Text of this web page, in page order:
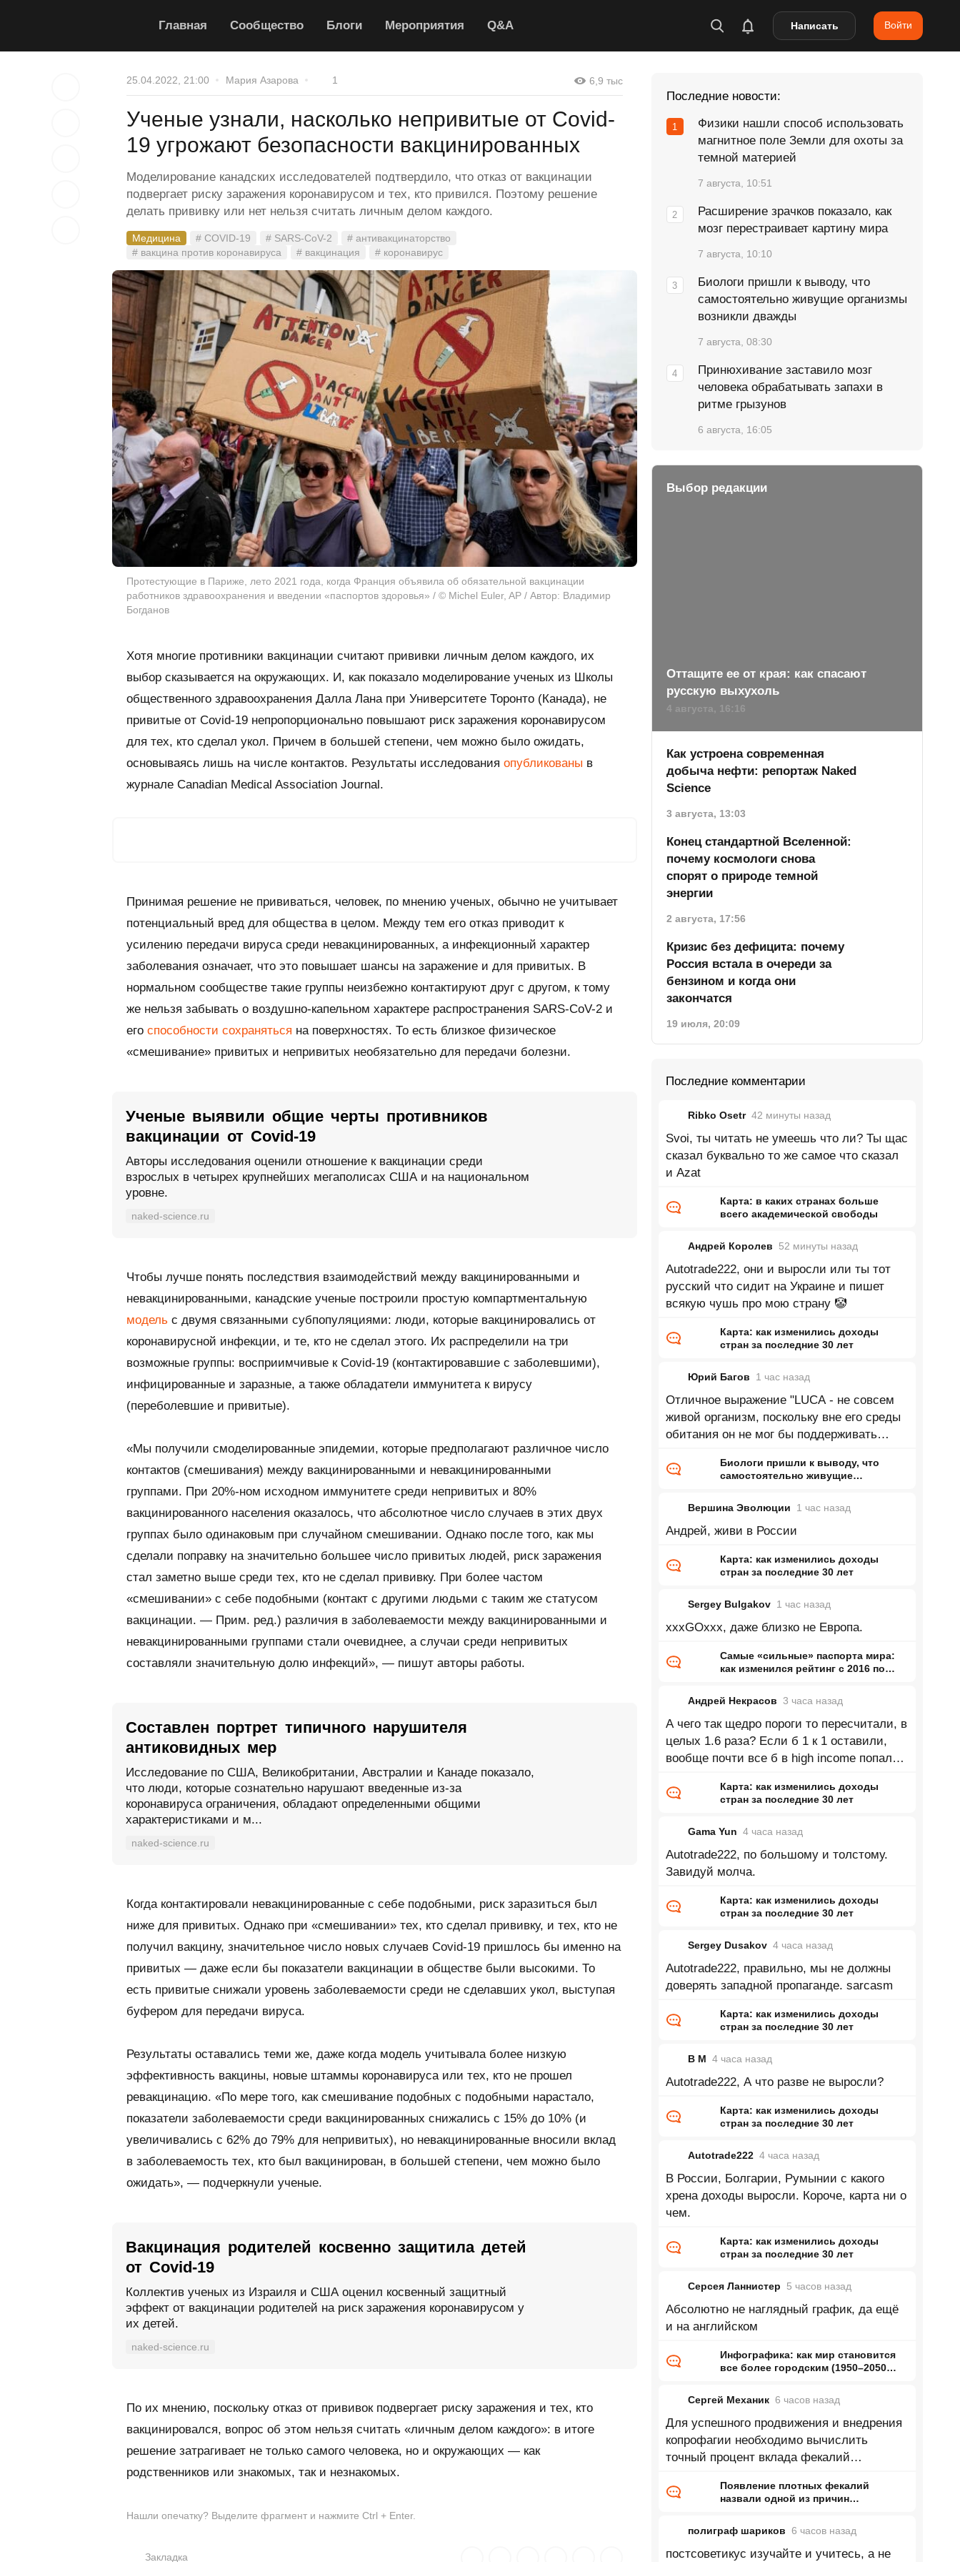
Главная Сообщество Блоги Мероприятия Q&A Написать Войти
25.04.2022, 21:00 Мария Азарова 1 6,9 тыс
Ученые узнали, насколько непривитые от Covid-
19 угрожают безопасности вакцинированных
Моделирование канадских исследователей подтвердило, что отказ от вакцинации
подвергает риску заражения коронавирусом и тех, кто привился. Поэтому решение
делать прививку или нет нельзя считать личным делом каждого.
Медицина # COVID-19 # SARS-CoV-2
# антивакцинаторство
# вакцина против коронавируса
# вакцинация # коронавирус
Протестующие в Париже, лето 2021 года, когда Франция объявила об обязательной вакцинации
работников здравоохранения и введении «паспортов здоровья» / © Michel Euler, AP / Автор: Владимир
Богданов
Хотя многие противники вакцинации считают прививки личным делом каждого, их
выбор сказывается на окружающих. И, как показало моделирование ученых из Школы
общественного здравоохранения Далла Лана при Университете Торонто (Канада), не
привитые от Covid-19 непропорционально повышают риск заражения коронавирусом
для тех, кто сделал укол. Причем в большей степени, чем можно было ожидать,
основываясь лишь на числе контактов. Результаты исследования опубликованы в
журнале Canadian Medical Association Journal.
Принимая решение не прививаться, человек, по мнению ученых, обычно не учитывает
потенциальный вред для общества в целом. Между тем его отказ приводит к
усилению передачи вируса среди невакцинированных, а инфекционный характер
заболевания означает, что это повышает шансы на заражение и для привитых. В
нормальном сообществе такие группы неизбежно контактируют друг с другом, к тому
же нельзя забывать о воздушно-капельном характере распространения SARS-CoV-2 и
его способности сохраняться на поверхностях. То есть близкое физическое
«смешивание» привитых и непривитых необязательно для передачи болезни.
Ученые выявили общие черты противников
вакцинации от Covid-19
Авторы исследования оценили отношение к вакцинации среди
взрослых в четырех крупнейших мегаполисах США и на национальном
уровне.
naked-science.ru
Чтобы лучше понять последствия взаимодействий между вакцинированными и
невакцинированными, канадские ученые построили простую компартментальную
модель с двумя связанными субпопуляциями: люди, которые вакцинировались от
коронавирусной инфекции, и те, кто не сделал этого. Их распределили на три
возможные группы: восприимчивые к Covid-19 (контактировавшие с заболевшими),
инфицированные и заразные, а также обладатели иммунитета к вирусу
(переболевшие и привитые).
«Мы получили смоделированные эпидемии, которые предполагают различное число
контактов (смешивания) между вакцинированными и невакцинированными
группами. При 20%-ном исходном иммунитете среди непривитых и 80%
вакцинированного населения оказалось, что абсолютное число случаев в этих двух
группах было одинаковым при случайном смешивании. Однако после того, как мы
сделали поправку на значительно большее число привитых людей, риск заражения
стал заметно выше среди тех, кто не сделал прививку. При более частом
«смешивании» с себе подобными (контакт с другими людьми с таким же статусом
вакцинации. — Прим. ред.) различия в заболеваемости между вакцинированными и
невакцинированными группами стали очевиднее, а случаи среди непривитых
составляли значительную долю инфекций», — пишут авторы работы.
Составлен портрет типичного нарушителя
антиковидных мер
Исследование по США, Великобритании, Австралии и Канаде показало,
что люди, которые сознательно нарушают введенные из-за
коронавируса ограничения, обладают определенными общими
характеристиками и м...
naked-science.ru
Когда контактировали невакцинированные с себе подобными, риск заразиться был
ниже для привитых. Однако при «смешивании» тех, кто сделал прививку, и тех, кто не
получил вакцину, значительное число новых случаев Covid-19 пришлось бы именно на
привитых — даже если бы показатели вакцинации в обществе были высокими. То
есть привитые снижали уровень заболеваемости среди не сделавших укол, выступая
буфером для передачи вируса.
Результаты оставались теми же, даже когда модель учитывала более низкую
эффективность вакцины, новые штаммы коронавируса или тех, кто не прошел
ревакцинацию. «По мере того, как смешивание подобных с подобными нарастало,
показатели заболеваемости среди вакцинированных снижались с 15% до 10% (и
увеличивались с 62% до 79% для непривитых), но невакцинированные вносили вклад
в заболеваемость тех, кто был вакцинирован, в большей степени, чем можно было
ожидать», — подчеркнули ученые.
Вакцинация родителей косвенно защитила детей
от Covid-19
Коллектив ученых из Израиля и США оценил косвенный защитный
эффект от вакцинации родителей на риск заражения коронавирусом у
их детей.
naked-science.ru
По их мнению, поскольку отказ от прививок подвергает риску заражения и тех, кто
вакцинировался, вопрос об этом нельзя считать «личным делом каждого»: в итоге
решение затрагивает не только самого человека, но и окружающих — как
родственников или знакомых, так и незнакомых.
Нашли опечатку? Выделите фрагмент и нажмите Ctrl + Enter.
Закладка
Последние новости:
Физики нашли способ использовать
магнитное поле Земли для охоты за
темной материей
7 августа, 10:51
Расширение зрачков показало, как
мозг перестраивает картину мира
7 августа, 10:10
Биологи пришли к выводу, что
самостоятельно живущие организмы
возникли дважды
7 августа, 08:30
Принюхивание заставило мозг
человека обрабатывать запахи в
ритме грызунов
6 августа, 16:05
Выбор редакции
Оттащите ее от края: как спасают
русскую выхухоль
4 августа, 16:16
Как устроена современная
добыча нефти: репортаж Naked
Science
3 августа, 13:03
Конец стандартной Вселенной:
почему космологи снова
спорят о природе темной
энергии
2 августа, 17:56
Кризис без дефицита: почему
Россия встала в очереди за
бензином и когда они
закончатся
19 июля, 20:09
Последние комментарии
Ribko Osetr 42 минуты назад
Svoi, ты читать не умеешь что ли? Ты щас
сказал буквально то же самое что сказал
и Azat
Карта: в каких странах больше
всего академической свободы
Андрей Королев 52 минуты назад
Autotrade222, они и выросли или ты тот
русский что сидит на Украине и пишет
всякую чушь про мою страну 🤡
Карта: как изменились доходы
стран за последние 30 лет
Юрий Багов 1 час назад
Отличное выражение "LUCA - не совсем
живой организм, поскольку вне его среды
обитания он не мог бы поддерживать
Биологи пришли к выводу, что
самостоятельно живущие
Вершина Эволюции
1 час назад
Андрей, живи в России
Карта: как изменились доходы
стран за последние 30 лет
Sergey Bulgakov 1 час назад
xxxGOxxx, даже близко не Европа.
Самые «сильные» паспорта мира:
как изменился рейтинг с 2016 по
Андрей Некрасов 3 часа назад
А чего так щедро пороги то пересчитали, в
целых 1.6 раза? Если б 1 к 1 оставили,
вообще почти все б в high income попали
Карта: как изменились доходы
стран за последние 30 лет
Gama Yun 4 часа назад
Autotrade222, по большому и толстому.
Завидуй молча.
Карта: как изменились доходы
стран за последние 30 лет
Sergey Dusakov 4 часа назад
Autotrade222, правильно, мы не должны
доверять западной пропаганде. sarcasm
Карта: как изменились доходы
стран за последние 30 лет
В М 4 часа назад
Autotrade222, А что разве не выросли?
Карта: как изменились доходы
стран за последние 30 лет
Autotrade222 4 часа назад
В России, Болгарии, Румынии с какого
хрена доходы выросли. Короче, карта ни о
чем.
Карта: как изменились доходы
стран за последние 30 лет
Серсея Ланнистер 5 часов назад
Абсолютно не наглядный график, да ещё
и на английском
Инфографика: как мир становится
все более городским (1950–2050
Сергей Механик 6 часов назад
Для успешного продвижения и внедрения
копрофагии необходимо вычислить
точный процент вклада фекалий
Появление плотных фекалий
назвали одной из причин
полиграф шариков 6 часов назад
постсоветикус изучайте и учитесь, а не